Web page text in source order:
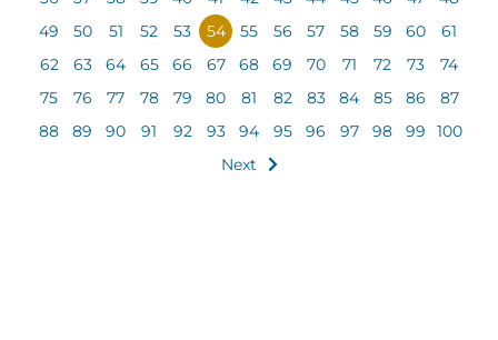
49
50 51 52 53 54 55 56 57 58 59 60
61
62
63 64 65 66 67 68 69 70 71 72 73
74
75
76 77 78 79 80 81 82 83 84 85 86
87
88
89 90 91 92 93 94 95 96 97 98 99
100
Next